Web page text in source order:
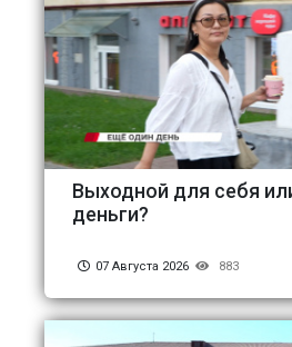
Выходной для себя
деньги?
07 Августа 2026 883